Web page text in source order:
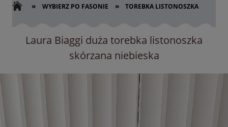
» WYBIERZ PO FASONIE » TOREBKA LISTONOSZKA
Laura Biaggi duża torebka listonoszka
skórzana niebieska